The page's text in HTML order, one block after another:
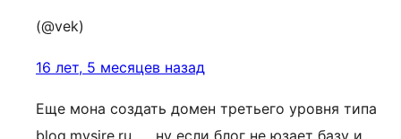
(@vek)
16 лет, 5 месяцев назад
Еще мона создать домен третьего уровня типа
blog.mysire.ru …. ну если блог не юзает базу и